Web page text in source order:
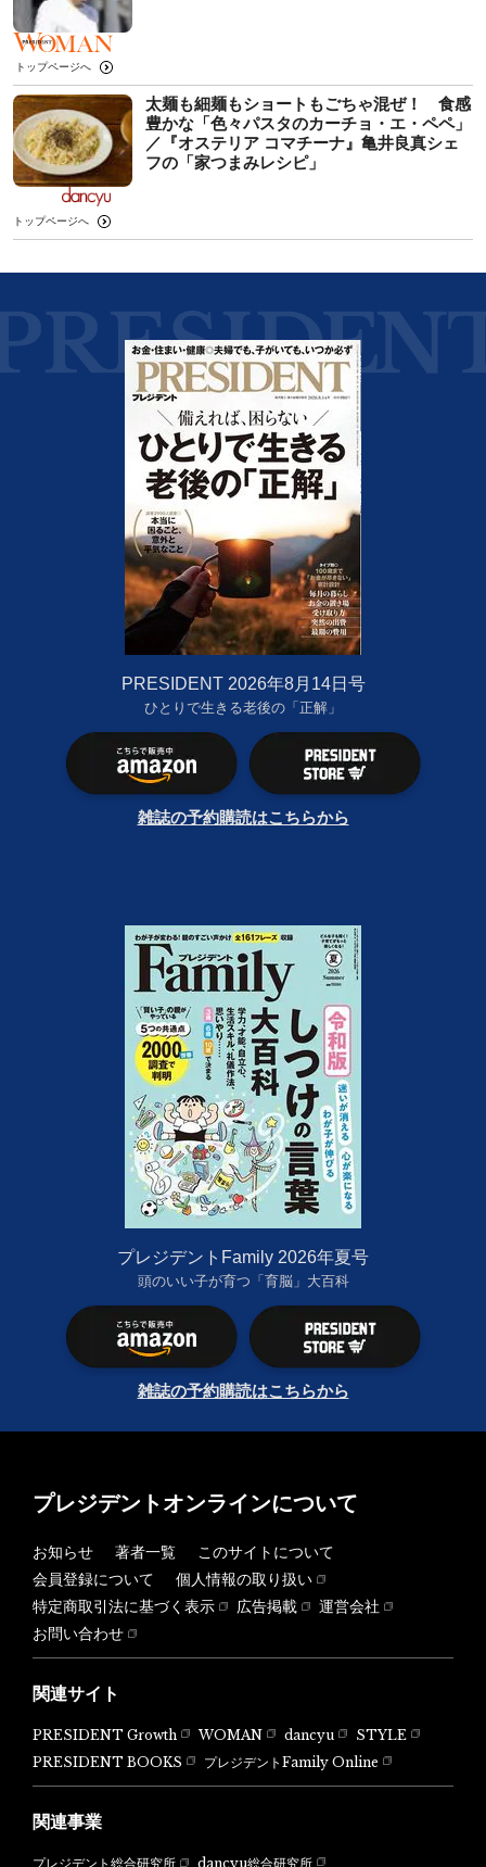
トップページへ
太麺も細麺もショートもごちゃ混ぜ！ 食感
豊かな「色々パスタのカーチョ・エ・ペペ」
／『オステリア コマチーナ』亀井良真シェ
フの「家つまみレシピ」
トップページへ
PRESIDENT 2026年8月14日号
ひとりで生きる老後の「正解」
雑誌の予約購読はこちらから
プレジデントFamily 2026年夏号
頭のいい子が育つ「育脳」大百科
雑誌の予約購読はこちらから
プレジデントオンラインについて
お知らせ 著者一覧
このサイトについて
会員登録について
個人情報の取り扱い
特定商取引法に基づく表示
広告掲載
運営会社
お問い合わせ
関連サイト
PRESIDENT Growth WOMAN dancyu
STYLE
PRESIDENT BOOKS
プレジデントFamily Online
関連事業
プレジデント総合研究所 dancyu総合研究所